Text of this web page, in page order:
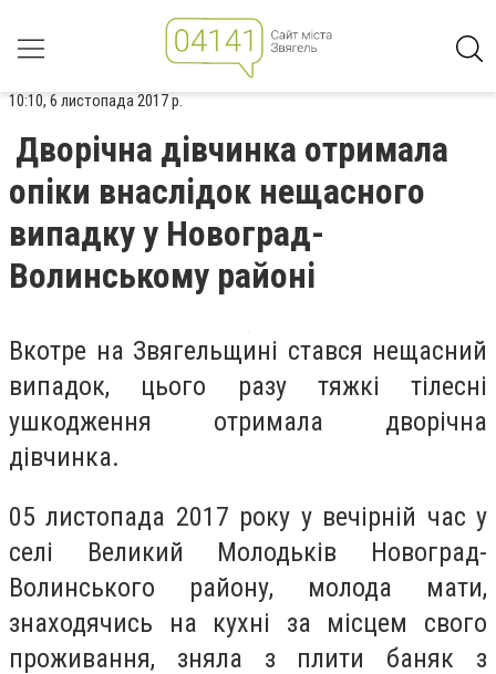
10:10, 6 листопада 2017 р.
Дворічна дівчинка отримала
опіки внаслідок нещасного
випадку у Новоград-
Волинському районі
Вкотре на Звягельщині стався нещасний
випадок, цього разу тяжкі тілесні
ушкодження отримала дворічна
дівчинка.
05 листопада 2017 року у вечірній час у
селі Великий Молодьків Новоград-
Волинського району, молода мати,
знаходячись на кухні за місцем свого
проживання, зняла з плити баняк з